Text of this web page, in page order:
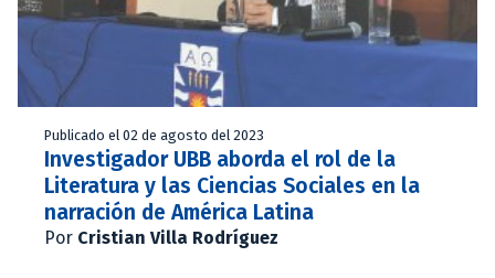
Publicado el 02 de agosto del 2023
Investigador UBB aborda el rol de la
Literatura y las Ciencias Sociales en la
narración de América Latina
Por Cristian Villa Rodríguez